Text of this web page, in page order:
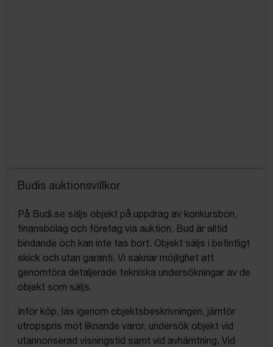
Budis auktionsvillkor
På Budi.se säljs objekt på uppdrag av konkursbon,
finansbolag och företag via auktion. Bud är alltid
bindande och kan inte tas bort. Objekt säljs i befintligt
skick och utan garanti. Vi saknar möjlighet att
genomföra detaljerade tekniska undersökningar av de
objekt som säljs.
Inför köp, läs igenom objektsbeskrivningen, jämför
utropspris mot liknande varor, undersök objekt vid
utannonserad visningstid samt vid avhämtning. Vid